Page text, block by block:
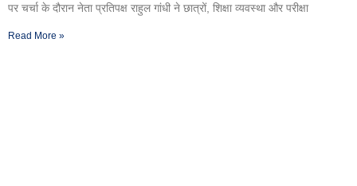
पर चर्चा के दौरान नेता प्रतिपक्ष राहुल गांधी ने छात्रों, शिक्षा व्यवस्था और परीक्षा
Read More »